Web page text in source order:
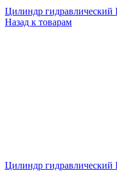
Цилиндр гидравлический
Назад к товарам
Цилиндр гидравлический